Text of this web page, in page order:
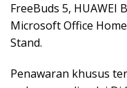
FreeBuds 5, HUAWEI
Microsoft Office
Stand.
Penawaran khusus